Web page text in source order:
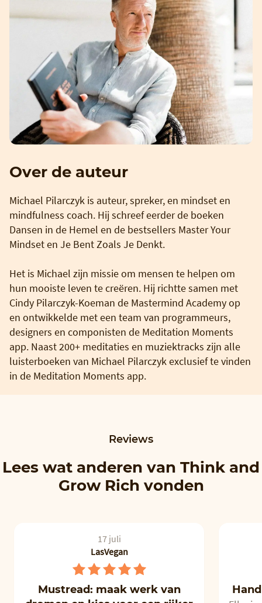
Over de auteur
Michael Pilarczyk is auteur, spreker, en mindset en
mindfulness coach. Hij schreef eerder de boeken
Dansen in de Hemel en de bestsellers Master Your
Mindset en Je Bent Zoals Je Denkt.
Het is Michael zijn missie om mensen te helpen om
hun mooiste leven te creëren. Hij richtte samen met
Cindy Pilarczyk-Koeman de Mastermind Academy op
en ontwikkelde met een team van programmeurs,
designers en componisten de Meditation Moments
app. Naast 200+ meditaties en muziektracks zijn alle
luisterboeken van Michael Pilarczyk exclusief te vinden
in de Meditation Moments app.
Reviews
Lees wat anderen van Think and
Grow Rich vonden
17 juli
LasVegan
Mustread: maak werk van